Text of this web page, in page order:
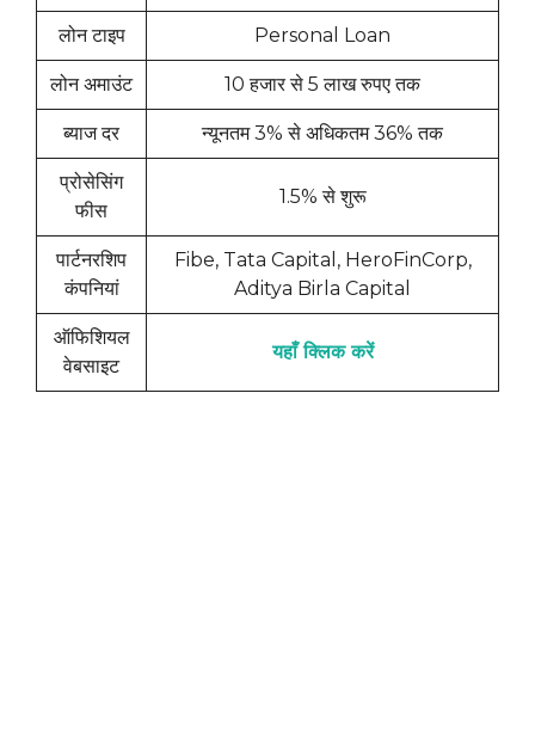
लोन टाइप Personal Loan
लोन अमाउंट 10 हजार से 5 लाख रुपए तक
ब्याज दर न्यूनतम 3% से अधिकतम 36% तक
प्रोसेसिंग
फीस
1.5% से शुरू
पार्टनरशिप
कंपनियां
Fibe, Tata Capital, HeroFinCorp,
Aditya Birla Capital
ऑफिशियल
वेबसाइट
यहाँ क्लिक करें